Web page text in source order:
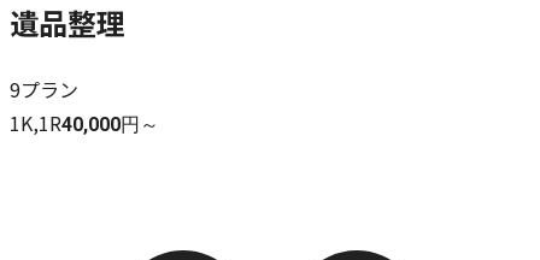
遺品整理
9プラン
1K,1R40,000円～